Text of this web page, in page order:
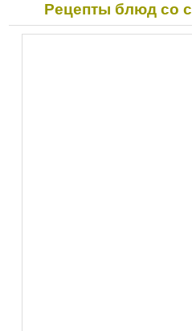
Рецепты блюд со